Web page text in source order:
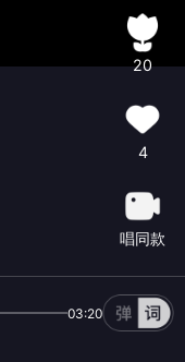
20
4
唱同款
03:20